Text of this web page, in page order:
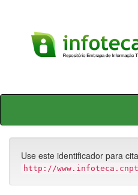
Skip
Use este identificador para
http://